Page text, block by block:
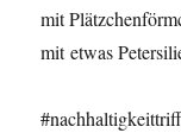
mit
mit etwas